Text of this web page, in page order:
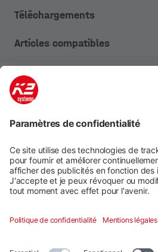
Téléchargements
Articles compatibles
Systèmes de montage
Services numériques